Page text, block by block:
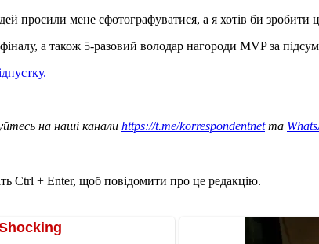
просили мене сфотографуватися, а я хотів би
а також 5-разовий володар нагороди MVP за
на наші канали https://t.me/korrespondentnetта
Ctrl + Enter, щоб повідомити про це редакцію.